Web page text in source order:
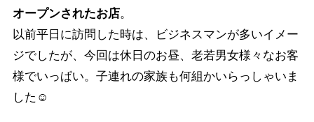
オープンされたお店。
以前平日に訪問した時は、ビジネスマンが多いイメー
ジでしたが、今回は休日のお昼、老若男女様々なお客
様でいっぱい。子連れの家族も何組かいらっしゃいま
した☺